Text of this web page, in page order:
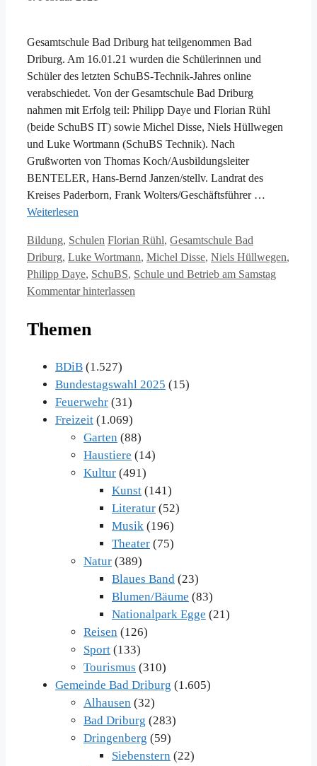
Gesamtschule Bad Driburg hat teilgenommen Bad
Driburg. Am 16.01.21 wurden die Schülerinnen und
Schüler des letzten SchuBS-Technik-Jahres online
verabschiedet. Von der Gesamtschule Bad Driburg
nahmen mit Erfolg teil: Philipp Daye und Florian Rühl
(beide SchuBS IT) sowie Michel Disse, Niels Hüllwegen
und Luke Wortmann (SchuBS Technik). Nach
Grußworten von Thomas Koch/Ausbildungsleiter
BENTELER, Hans-Bernd Janzen/stellv. Landrat des
Kreises Paderborn, Frank Wolters/Geschäftsführer …
Weiterlesen
Kategorien
Bildung, Schulen Schlagwörter
Florian Rühl, Gesamtschule Bad
Driburg, Luke Wortmann, Michel Disse, Niels Hüllwegen,
Philipp Daye, SchuBS, Schule und Betrieb am Samstag
Kommentar hinterlassen
Themen
BDiB (1.527)
Bundestagswahl 2025 (15)
Feuerwehr (31)
Freizeit (1.069)
Garten (88)
Haustiere (14)
Kultur (491)
Kunst (141)
Literatur (52)
Musik (196)
Theater (75)
Natur (389)
Blaues Band (23)
Blumen/Bäume (83)
Nationalpark Egge (21)
Reisen (126)
Sport (133)
Tourismus (310)
Gemeinde Bad Driburg (1.605)
Alhausen (32)
Bad Driburg (283)
Dringenberg (59)
Siebenstern (22)